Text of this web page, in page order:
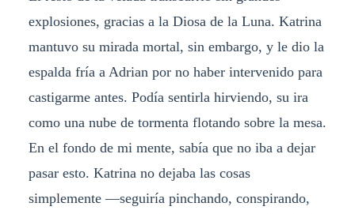
explosiones, gracias a la Diosa de la Luna. Katrina
mantuvo su mirada mortal, sin embargo, y le dio la
espalda fría a Adrian por no haber intervenido para
castigarme antes. Podía sentirla hirviendo, su ira
como una nube de tormenta flotando sobre la mesa.
En el fondo de mi mente, sabía que no iba a dejar
pasar esto. Katrina no dejaba las cosas
simplemente —seguiría pinchando, conspirando,